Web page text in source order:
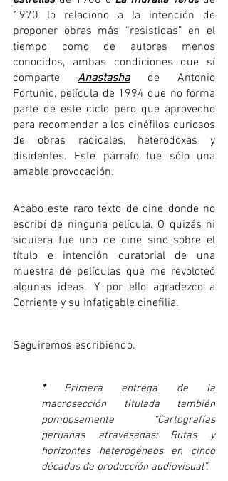
1970 lo relaciono a la intención de
proponer obras más “resistidas” en el
tiempo como de autores menos
conocidos, ambas condiciones que sí
comparte Anastasha de Antonio
Fortunic, película de 1994 que no forma
parte de este ciclo pero que aprovecho
para recomendar a los cinéfilos curiosos
de obras radicales, heterodoxas y
disidentes. Este párrafo fue sólo una
amable provocación.
Acabo este raro texto de cine donde no
escribí de ninguna película. O quizás ni
siquiera fue uno de cine sino sobre el
título e intención curatorial de una
muestra de películas que me revoloteó
algunas ideas. Y por ello agradezco a
Corriente y su infatigable cinefilia.
Seguiremos escribiendo.
* Primera entrega de la
macrosección titulada también
pomposamente “Cartografías
peruanas atravesadas: Rutas y
horizontes heterogéneos en cinco
décadas de producción audiovisual”.